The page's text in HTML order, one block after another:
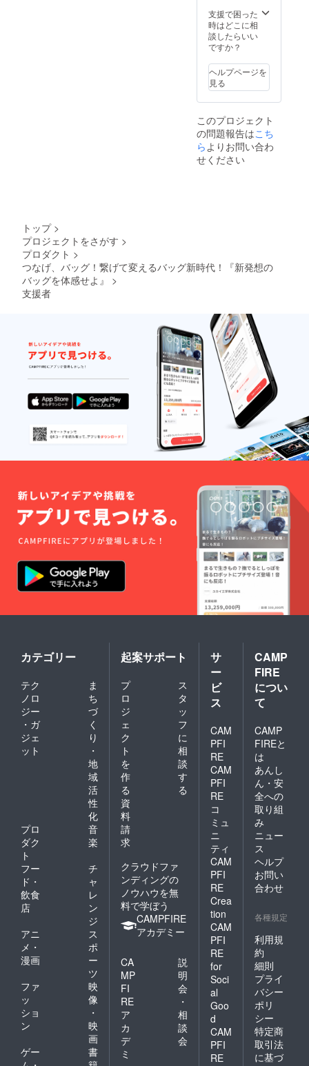
他注意
事項】
※皆様の
ご支援
量産効
率が向
上した
場合、
売価格
が販売
予定価
格より
下がる
る可能
性もご
承くだ
さい。
※使用感
に関す
る返
品・交
換は出
来ませ
ん。
支援で困った
時はどこに相
談したらいい
ですか？
ヘルプページを
見る
このプロジェクト
の問題報告はこち
らよりお問い合わ
せください
トップ >
プロジェクトをさがす >
プロダクト >
つなげ、バッグ！繋げて変えるバッグ新時代！『新発想の
バッグを体感せよ』
>
支援者
カテゴリー
テク
ノロ
ジー
・ガ
ジェ
ット
ま
ち
づ
く
り
・
地
域
活
性
化
プロ
ダク
ト
音
楽
フー
ド・
飲食
店
チ
ャ
レ
ン
ジ
アニ
メ・
漫画
ス
ポ
ー
ツ
ファ
ッ
ショ
ン
映
像
・
映
画
ゲー
書
起案サポート
プ
ロ
ジ
ェ
ク
ト
を
作
る
ス
タ
ッ
フ
に
相
談
す
る
資
料
請
求
クラウドファ
ンディングの
ノウハウを無
料で学ぼう
CAMPFIRE
アカデミー
CA
MP
FI
RE
ア
カ
デ
ミ
説
明
会
・
相
談
会
サ
ー
ビ
ス
CAM
PFI
RE
CAM
PFI
RE
コ
ミュ
ニ
ティ
CAM
PFI
RE
Crea
tion
CAM
PFI
RE
for
Soci
al
Goo
d
CAM
PFI
RE
CAMP
FIRE
につい
て
CAMP
FIREと
は
あんし
ん・安
全への
取り組
み
ニュー
ス
ヘルプ
お問い
合わせ
各種規定
利用規
約
細則
プライ
バシー
ポリ
シー
特定商
取引法
に基づ